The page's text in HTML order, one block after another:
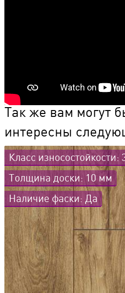
Так же вам могут
интересны
Класс износостойкости:
Толщина доски: 10 мм
Наличие фаски: Да